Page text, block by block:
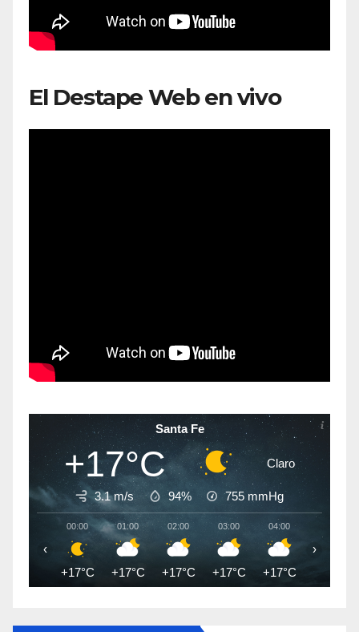
El Destape Web en vivo
Santa Fe
+17°C Claro
3.1 m/s 94% 755 mmHg
00:00
+17°C
01:00
+17°C
02:00
+17°C
03:00
+17°C
04:00
+17°C +17°C
‹ ›